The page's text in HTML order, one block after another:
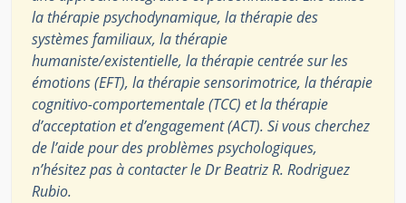
la thérapie psychodynamique, la thérapie des
systèmes familiaux, la thérapie
humaniste/existentielle, la thérapie centrée sur les
émotions (EFT), la thérapie sensorimotrice, la thérapie
cognitivo-comportementale (TCC) et la thérapie
d’acceptation et d’engagement (ACT). Si vous cherchez
de l’aide pour des problèmes psychologiques,
n’hésitez pas à contacter le Dr Beatriz R. Rodriguez
Rubio.